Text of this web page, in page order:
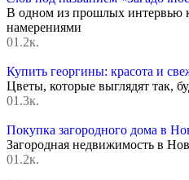
В одном из прошлых интервью
намерениями
01.2к.
Купить георгины: красота и
Цветы, которые выглядят так,
01.3к.
Покупка загородного дома в
Загородная недвижимость в
01.2к.